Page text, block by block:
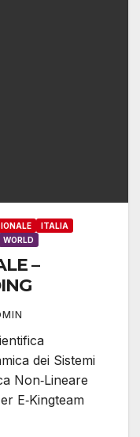
ITALIA
WORLD
–
dei Sistemi
Non‑Lineare
E‑Kingteam